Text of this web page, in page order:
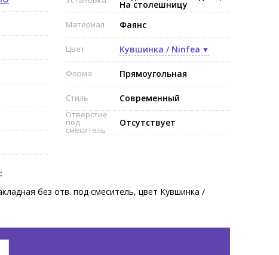
На столешницу
Материал Фаянс
Цвет Кувшинка / Ninfea
Форма Прямоугольная
Стиль Современный
Отверстие
под
смеситель
Отсутствует
без отв. под смеситель, цвет Кувшинка /